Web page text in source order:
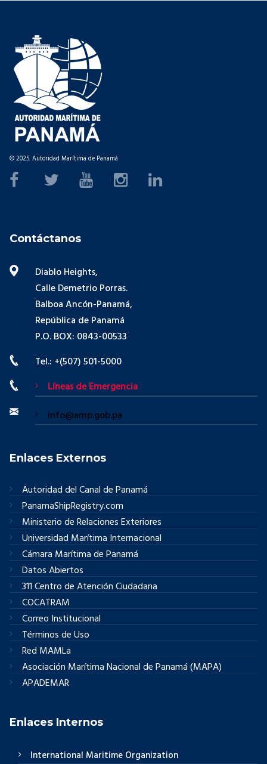
© 2025. Autoridad Marítima de Panamá
Contáctanos
Diablo Heights,
Calle Demetrio Porras.
Balboa Ancón-Panamá,
República de Panamá
P.O. BOX: 0843-00533
Tel.: +(507) 501-5000
Líneas de Emergencia
info@amp.gob.pa
Enlaces Externos
Autoridad del Canal de Panamá
PanamaShipRegistry.com
Ministerio de Relaciones Exteriores
Universidad Marítima Internacional
Cámara Marítima de Panamá
Datos Abiertos
311 Centro de Atención Ciudadana
COCATRAM
Correo Institucional
Términos de Uso
Red MAMLa
Asociación Marítima Nacional de Panamá (MAPA)
APADEMAR
Enlaces Internos
International Maritime Organization